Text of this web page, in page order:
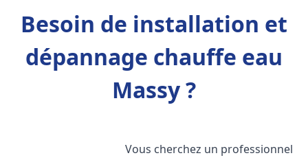
Besoin de installation et
dépannage chauffe eau
Massy ?
Vous cherchez un professionnel